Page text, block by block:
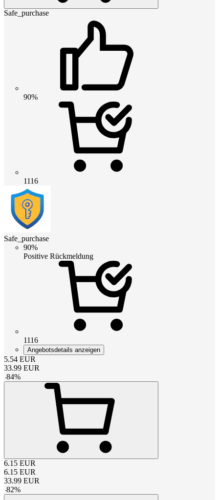
Safe_purchase
90%
1116
Safe_purchase
90%
Positive Rückmeldung
1116
Angebotsdetails anzeigen
5.54 EUR
33.99 EUR
-84%
6.15 EUR
6.15 EUR
33.99 EUR
-82%